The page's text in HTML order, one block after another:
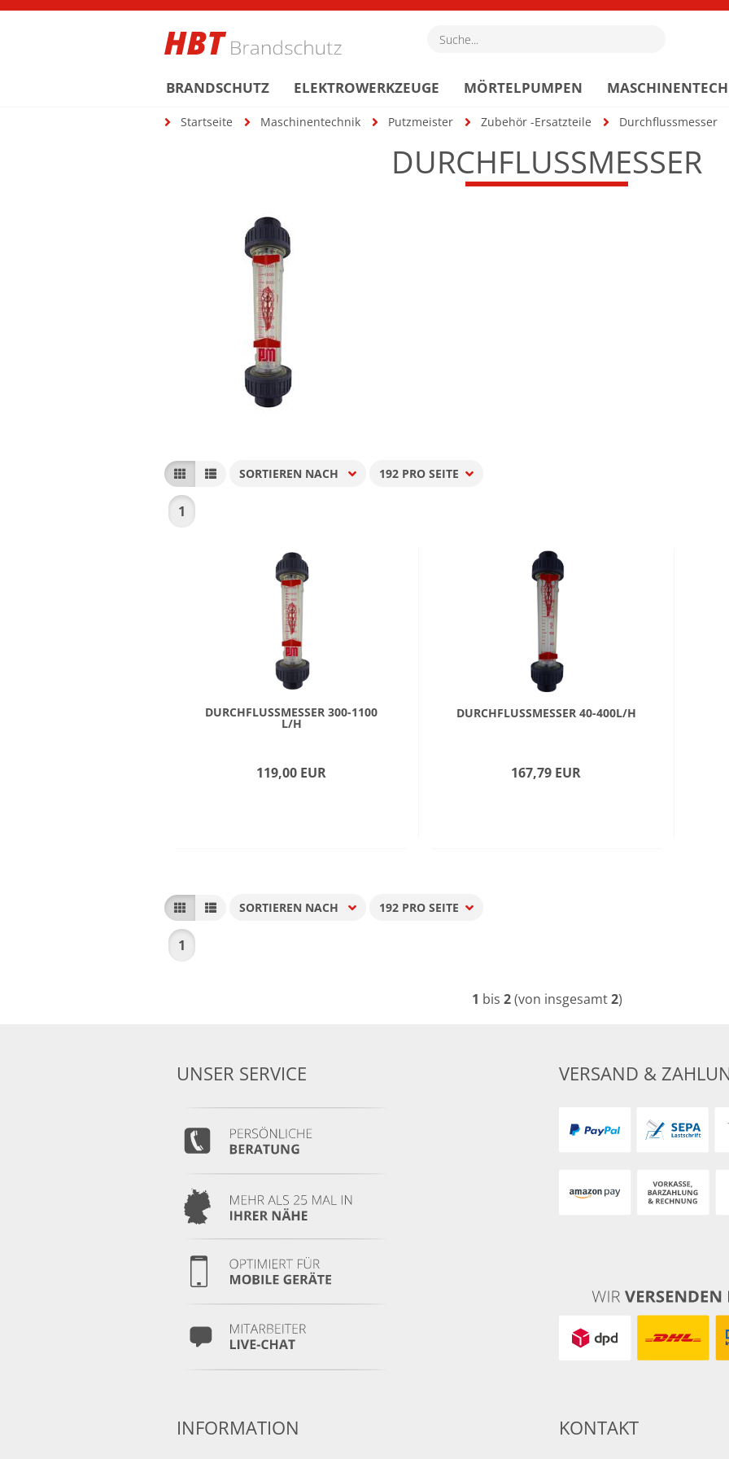
BRANDSCHUTZ ELEKTROWERKZEUGE MÖRTELPUMPEN
Startseite Maschinentechnik Putzmeister Zubehör -Ersatzteile Durchflussmesser
DURCHFLUSSMESSER
SORTIEREN NACH
Sortieren nach 192 PRO SEITE
pro Seite
1
DURCHFLUSSMESSER 300-1100 L
/H
119,00 EUR
DURCHFLUSSMESSER 40-400L/H
167,79 EUR
SORTIEREN NACH
Sortieren nach 192 PRO SEITE
pro Seite
1
1 bis 2(von insgesamt2)
UNSER SERVICE VERSAND &
INFORMATION KONTAKT